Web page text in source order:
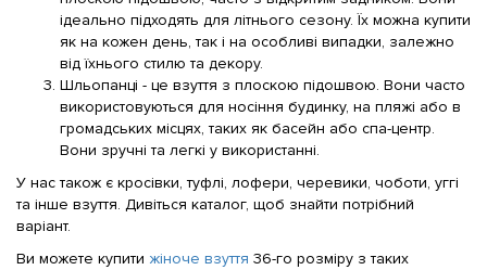
ідеально підходять для літнього сезону. Їх можна купити
як на кожен день, так і на особливі випадки, залежно
від їхнього стилю та декору.
Шльопанці - це взуття з плоскою підошвою. Вони часто
використовуються для носіння будинку, на пляжі або в
громадських місцях, таких як басейн або спа-центр.
Вони зручні та легкі у використанні.
У нас також є кросівки, туфлі, лофери, черевики, чоботи, уггі
та інше взуття. Дивіться каталог, щоб знайти потрібний
варіант.
Ви можете купити жіноче взуття 36-го розміру з таких